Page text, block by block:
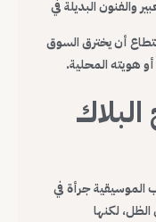
والفنون البديلة في
أن يخترق السوق
هويته المحلية.
الموسيقية جرأة في
الظل، لكنها